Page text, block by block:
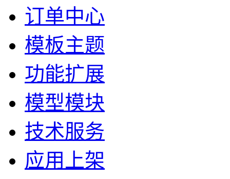
订单中心
模板主题
功能扩展
模型模块
技术服务
应用上架